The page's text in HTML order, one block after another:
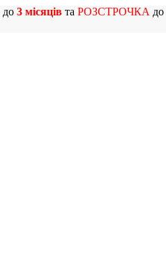
до 3 місяцівта РОЗСТРОЧКА до